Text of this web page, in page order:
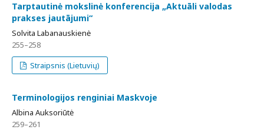
Tarptautinė mokslinė konferencija „Aktuāli valodas
prakses jautājumi“
Solvita Labanauskienė
255–258
Straipsnis (Lietuvių)
Terminologijos renginiai Maskvoje
Albina Auksoriūtė
259–261